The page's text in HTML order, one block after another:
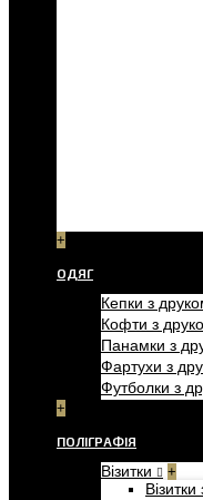
+
ОДЯГ
Кепки з
Кофти з
Панамки з
Фартухи з
Футболки з
+
ПОЛІГРАФІЯ
Візитки +